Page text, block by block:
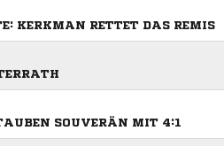
KERKMAN RETTET DAS REMIS
SOUVERÄN MIT 4:1